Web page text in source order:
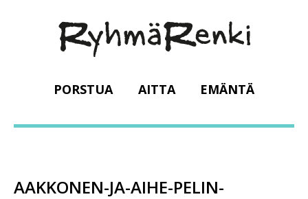
PORSTUA AITTA EMÄNTÄ
AAKKONEN-JA-AIHE-PELIN-